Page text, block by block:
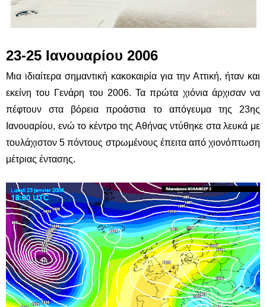
23-25 Ιανουαρίου 2006
Μια ιδιαίτερα σημαντική κακοκαιρία για την Αττική, ήταν και
εκείνη του Γενάρη του 2006. Τα πρώτα χιόνια άρχισαν να
πέφτουν στα βόρεια προάστια το απόγευμα της 23ης
Ιανουαρίου, ενώ το κέντρο της Αθήνας ντύθηκε στα λευκά με
τουλάχιστον 5 πόντους στρωμένους έπειτα από χιονόπτωση
μέτριας έντασης.